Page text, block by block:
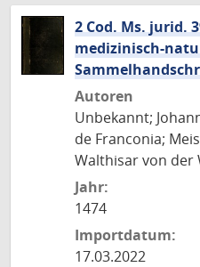
2 Cod. Ms. jurid.
medizinisch-
Autoren
Unbekannt;
de Franconia;
Walthisar von der
Jahr:
1474
Importdatum:
17.03.2022